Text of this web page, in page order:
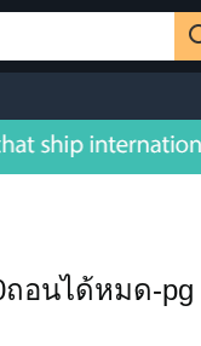
ถอนได้หมด-